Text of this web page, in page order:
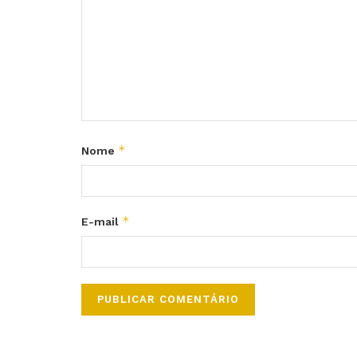
Nome *
E-mail *